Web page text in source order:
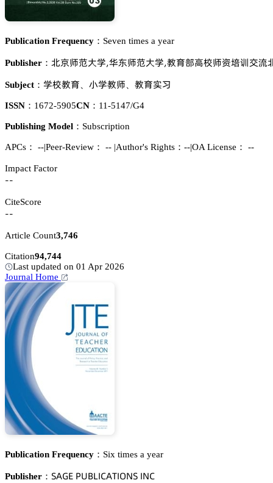
Publication Frequency： Seven times a year
Publisher： 躠捍慻壉𬬻惒,瀪㛾慻壉𬬻惒,䯄猇謐築㕅慻噍大碞母藠
Subject： 惒㕅䯄猇 𬒈惒䯄慻 䯄猇䐵妩
ISSN： 1672-5905CN： 11-5147/G4
Publishing Model： Subscription
APCs： --|Peer-Review： -- |Author's Rights：--|OA License： --
Impact Factor
--
CiteScore
--
Article Count3,746
Citation94,744
Last updated on 01 Apr 2026
Journal Home
Publication Frequency： Six times a year
Publisher： 偌嵻佥乊 鵝侶愨欄喊。嵻穫喊鵣沟偌 喊沟。